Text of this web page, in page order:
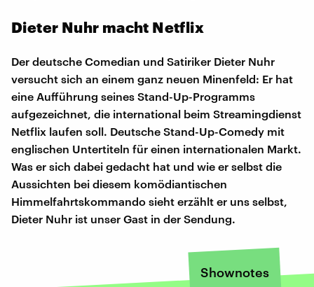
Dieter Nuhr macht Netflix
Der deutsche Comedian und Satiriker Dieter Nuhr
versucht sich an einem ganz neuen Minenfeld: Er hat
eine Aufführung seines Stand-Up-Programms
aufgezeichnet, die international beim Streamingdienst
Netflix laufen soll. Deutsche Stand-Up-Comedy mit
englischen Untertiteln für einen internationalen Markt.
Was er sich dabei gedacht hat und wie er selbst die
Aussichten bei diesem komödiantischen
Himmelfahrtskommando sieht erzählt er uns selbst,
Dieter Nuhr ist unser Gast in der Sendung.
Shownotes